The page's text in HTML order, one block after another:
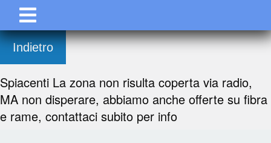
Indietro
Spiacenti La zona non risulta coperta via radio,
MA non disperare, abbiamo anche offerte su fibra
e rame, contattaci subito per info